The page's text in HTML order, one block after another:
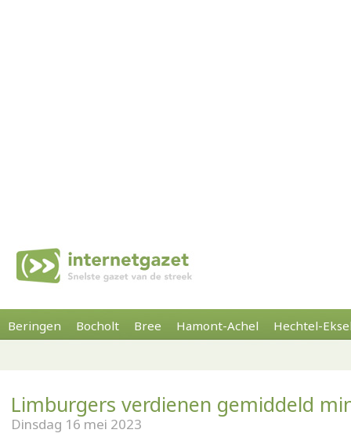
Beringen Bocholt Bree Hamont-Achel Hechtel-
Limburgers verdienen gemiddeld
Dinsdag 16 mei 2023